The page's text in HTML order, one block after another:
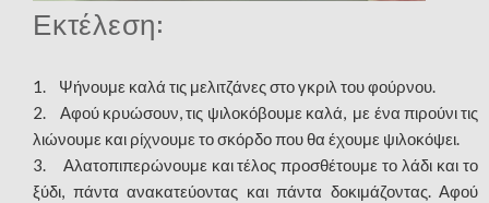
Εκτέλεση:
1. Ψήνουμε καλά τις μελιτζάνες στο γκριλ του φούρνου.
2. Αφού κρυώσουν, τις ψιλοκόβουμε καλά, με ένα πιρούνι τις
λιώνουμε και ρίχνουμε το σκόρδο που θα έχουμε ψιλοκόψει.
3. Αλατοπιπερώνουμε και τέλος προσθέτουμε το λάδι και το
ξύδι, πάντα ανακατεύοντας και πάντα δοκιμάζοντας. Αφού